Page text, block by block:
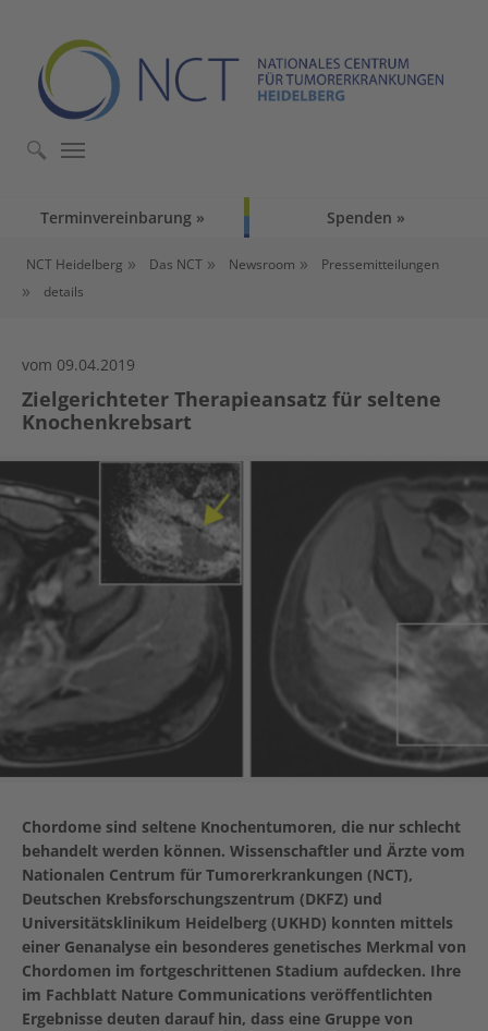
Terminvereinbarung Spenden
NCT Heidelberg Das NCT Newsroom
Pressemitteilungen
details
vom 09.04.2019
Zielgerichteter Therapieansatz für seltene
Knochenkrebsart
Chordome sind seltene Knochentumoren, die nur schlecht
behandelt werden können. Wissenschaftler und Ärzte vom
Nationalen Centrum für Tumorerkrankungen (NCT),
Deutschen Krebsforschungszentrum (DKFZ) und
Universitätsklinikum Heidelberg (UKHD) konnten mittels
einer Genanalyse ein besonderes genetisches Merkmal von
Chordomen im fortgeschrittenen Stadium aufdecken. Ihre
im Fachblatt Nature Communications veröffentlichten
Ergebnisse deuten darauf hin, dass eine Gruppe von